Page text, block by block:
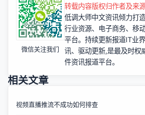
微信关注我们
转载内容版权归作者及来
低调大师中文资讯倾力打
行业资源、电子商务、移
平台。持续更新报道IT业
讯、驱动更新,是最及时权
件资讯报道平台。
相关文章
视频直播推流不成功如何排查